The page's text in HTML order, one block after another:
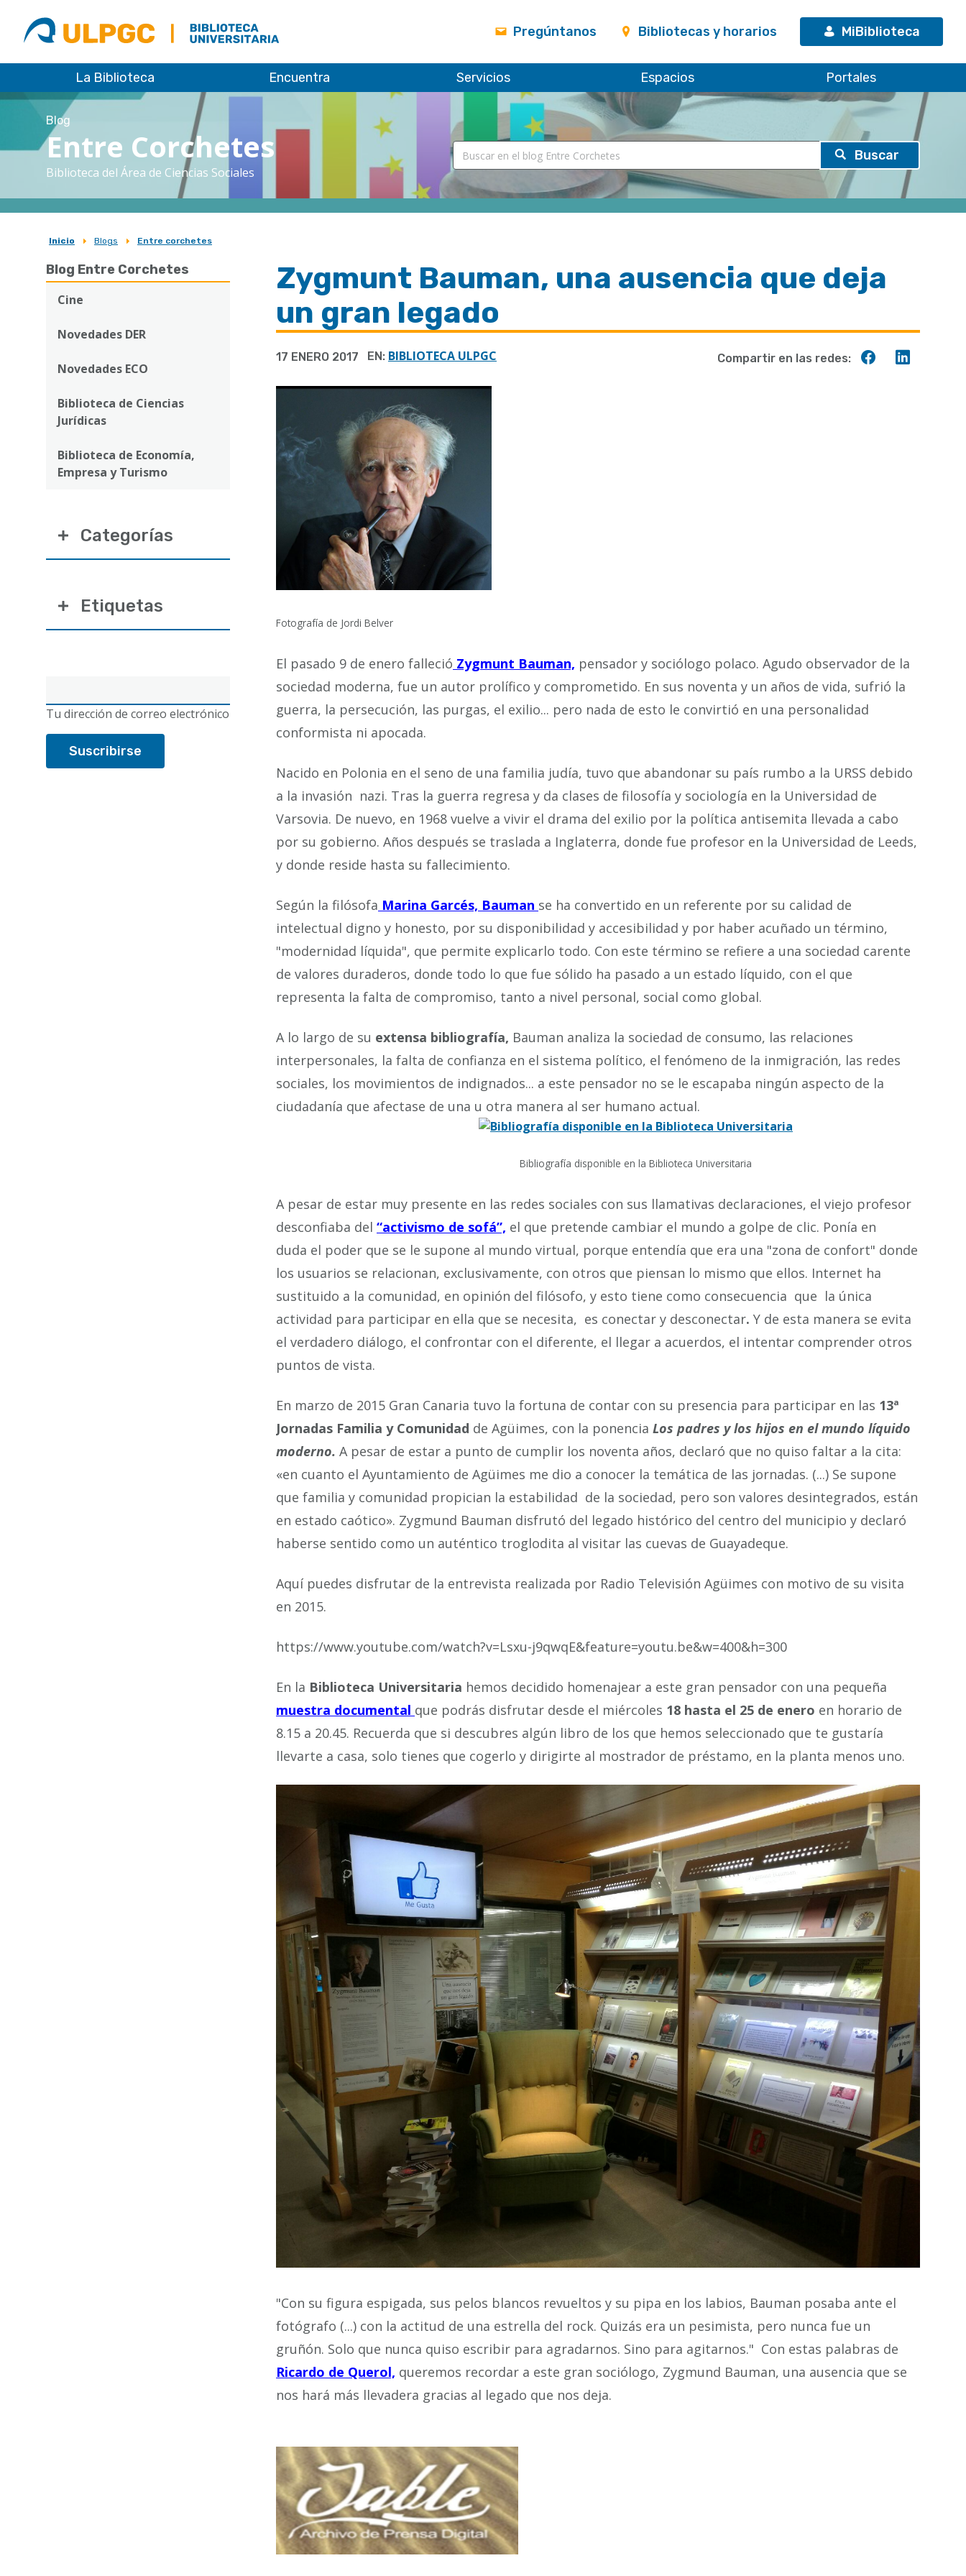
ULPGC
Biblioteca
ULPGC
Pregúntanos Bibliotecas y horarios MiBiblioteca
La Biblioteca Encuentra Servicios Espacios Portales
Blog
Entre Corchetes
Biblioteca del Área de Ciencias Sociales
Sobrescribir
enlaces
de
ayuda
la
navegación
Inicio Blogs Entre corchetes
Blog Entre Corchetes
Cine
Novedades DER
Novedades ECO
Biblioteca de Ciencias
Jurídicas
Biblioteca de Economía,
Empresa y Turismo
electrónico
Tu dirección de correo electrónico
Categorías
Etiquetas
Zygmunt Bauman, una ausencia que deja
un gran legado
17 ENERO 2017
Compartir
Compartir en las redes:
EN: BIBLIOTECA ULPGC
Fotografía de Jordi Belver
El pasado 9 de enero falleció Zygmunt Bauman, pensador y sociólogo polaco. Agudo observador de la
sociedad moderna, fue un autor prolífico y comprometido. En sus noventa y un años de vida, sufrió la
guerra, la persecución, las purgas, el exilio... pero nada de esto le convirtió en una personalidad
conformista ni apocada.
Nacido en Polonia en el seno de una familia judía, tuvo que abandonar su país rumbo a la URSS debido
a la invasión nazi. Tras la guerra regresa y da clases de filosofía y sociología en la Universidad de
Varsovia. De nuevo, en 1968 vuelve a vivir el drama del exilio por la política antisemita llevada a cabo
por su gobierno. Años después se traslada a Inglaterra, donde fue profesor en la Universidad de Leeds,
y donde reside hasta su fallecimiento.
Según la filósofa Marina Garcés, Bauman se ha convertido en un referente por su calidad de
intelectual digno y honesto, por su disponibilidad y accesibilidad y por haber acuñado un término,
"modernidad líquida", que permite explicarlo todo. Con este término se refiere a una sociedad carente
de valores duraderos, donde todo lo que fue sólido ha pasado a un estado líquido, con el que
representa la falta de compromiso, tanto a nivel personal, social como global.
A lo largo de su extensa bibliografía, Bauman analiza la sociedad de consumo, las relaciones
interpersonales, la falta de confianza en el sistema político, el fenómeno de la inmigración, las redes
sociales, los movimientos de indignados... a este pensador no se le escapaba ningún aspecto de la
ciudadanía que afectase de una u otra manera al ser humano actual.
Bibliografía disponible en la Biblioteca Universitaria
A pesar de estar muy presente en las redes sociales con sus llamativas declaraciones, el viejo profesor
desconfiaba del “activismo de sofá”, el que pretende cambiar el mundo a golpe de clic. Ponía en
duda el poder que se le supone al mundo virtual, porque entendía que era una "zona de confort" donde
los usuarios se relacionan, exclusivamente, con otros que piensan lo mismo que ellos. Internet ha
sustituido a la comunidad, en opinión del filósofo, y esto tiene como consecuencia que la única
actividad para participar en ella que se necesita, es conectar y desconectar. Y de esta manera se evita
el verdadero diálogo, el confrontar con el diferente, el llegar a acuerdos, el intentar comprender otros
puntos de vista.
En marzo de 2015 Gran Canaria tuvo la fortuna de contar con su presencia para participar en las 13ª
Jornadas Familia y Comunidad de Agüimes, con la ponencia Los padres y los hijos en el mundo líquido
moderno. A pesar de estar a punto de cumplir los noventa años, declaró que no quiso faltar a la cita:
«en cuanto el Ayuntamiento de Agüimes me dio a conocer la temática de las jornadas. (...) Se supone
que familia y comunidad propician la estabilidad de la sociedad, pero son valores desintegrados, están
en estado caótico». Zygmund Bauman disfrutó del legado histórico del centro del municipio y declaró
haberse sentido como un auténtico troglodita al visitar las cuevas de Guayadeque.
Aquí puedes disfrutar de la entrevista realizada por Radio Televisión Agüimes con motivo de su visita
en 2015.
https://www.youtube.com/watch?v=Lsxu-j9qwqE&feature=youtu.be&w=400&h=300
En la Biblioteca Universitaria hemos decidido homenajear a este gran pensador con una pequeña
muestra documental que podrás disfrutar desde el miércoles 18 hasta el 25 de enero en horario de
8.15 a 20.45. Recuerda que si descubres algún libro de los que hemos seleccionado que te gustaría
llevarte a casa, solo tienes que cogerlo y dirigirte al mostrador de préstamo, en la planta menos uno.
"Con su figura espigada, sus pelos blancos revueltos y su pipa en los labios, Bauman posaba ante el
fotógrafo (...) con la actitud de una estrella del rock. Quizás era un pesimista, pero nunca fue un
gruñón. Solo que nunca quiso escribir para agradarnos. Sino para agitarnos." Con estas palabras de
Ricardo de Querol, queremos recordar a este gran sociólogo, Zygmund Bauman, una ausencia que se
nos hará más llevadera gracias al legado que nos deja.